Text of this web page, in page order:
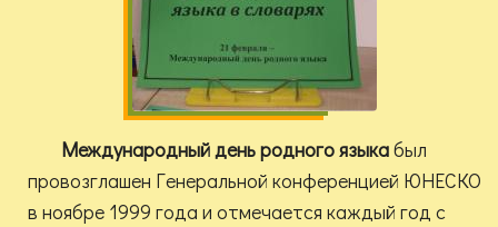
Международный день родного языкабыл
провозглашен Генеральной конференцией ЮНЕСКО
в ноябре 1999 года и отмечается каждый год с